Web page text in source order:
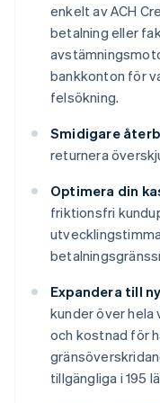
enkelt av ACH
betalning eller
bankkonton för
felsökning.
Smidigare
returnera
Optimera din
friktionsfri
Expandera till
kunder över
och kostnad för
tillgängliga i 195